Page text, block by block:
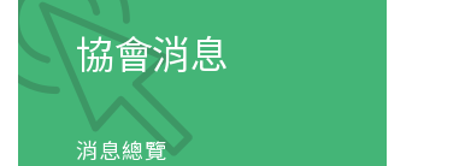
協會消息
消息總覽